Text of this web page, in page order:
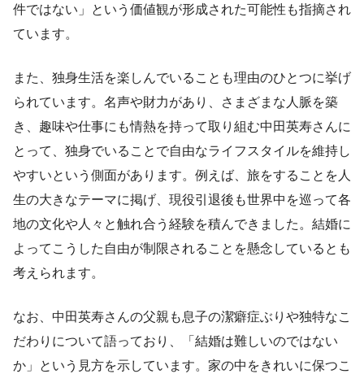
件ではない」という価値観が形成された可能性も指摘され
ています。
また、独身生活を楽しんでいることも理由のひとつに挙げ
られています。名声や財力があり、さまざまな人脈を築
き、趣味や仕事にも情熱を持って取り組む中田英寿さんに
とって、独身でいることで自由なライフスタイルを維持し
やすいという側面があります。例えば、旅をすることを人
生の大きなテーマに掲げ、現役引退後も世界中を巡って各
地の文化や人々と触れ合う経験を積んできました。結婚に
よってこうした自由が制限されることを懸念しているとも
考えられます。
なお、中田英寿さんの父親も息子の潔癖症ぶりや独特なこ
だわりについて語っており、「結婚は難しいのではない
か」という見方を示しています。家の中をきれいに保つこ